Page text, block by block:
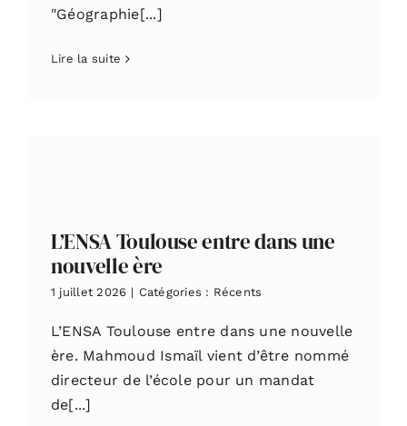
"Géographie[...]
Lire la suite
L’ENSA Toulouse entre dans une
nouvelle ère
1 juillet 2026 | Catégories : Récents
L’ENSA Toulouse entre dans une nouvelle
ère. Mahmoud Ismaïl vient d’être nommé
directeur de l’école pour un mandat
de[...]